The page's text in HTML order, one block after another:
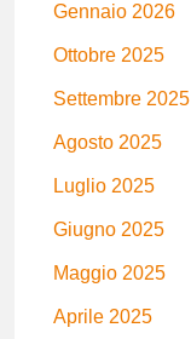
Gennaio 2026
Ottobre 2025
Settembre 2025
Agosto 2025
Luglio 2025
Giugno 2025
Maggio 2025
Aprile 2025